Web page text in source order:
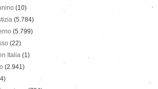
(10)
(5.784)
(5.799)
(22)
Italia (1)
(2.941)